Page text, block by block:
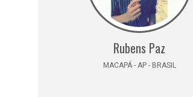
Rubens Paz
MACAPÁ - AP - BRASIL